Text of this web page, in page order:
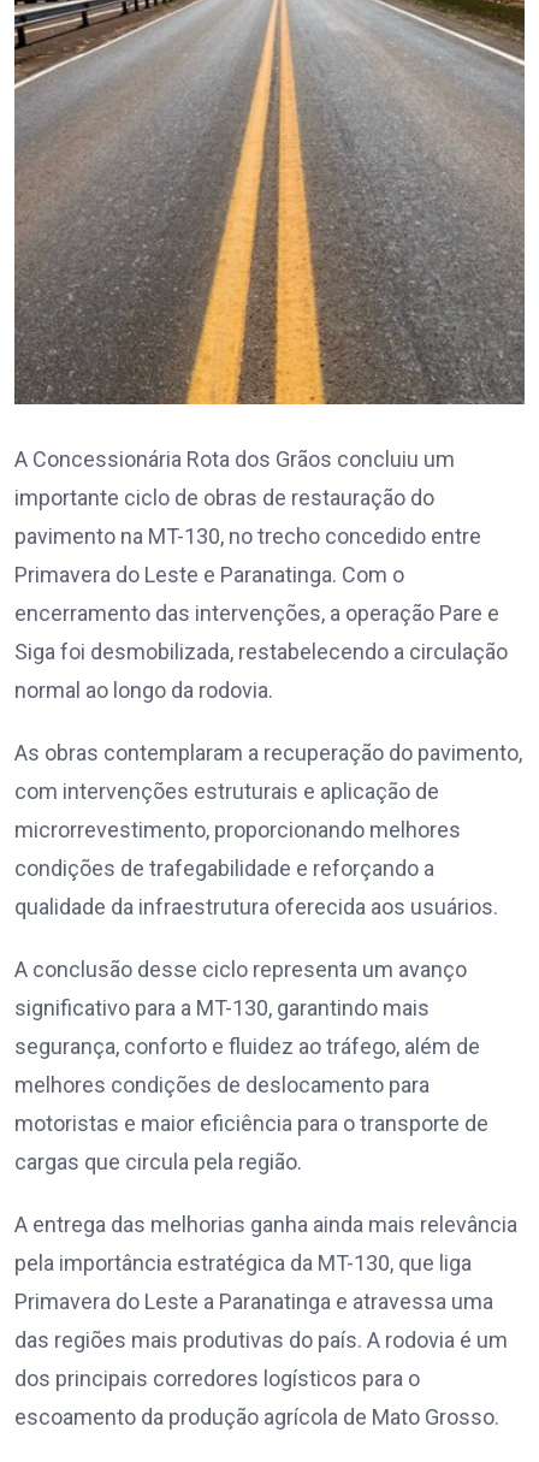
A Concessionária Rota dos Grãos concluiu um
importante ciclo de obras de restauração do
pavimento na MT-130, no trecho concedido entre
Primavera do Leste e Paranatinga. Com o
encerramento das intervenções, a operação Pare e
Siga foi desmobilizada, restabelecendo a circulação
normal ao longo da rodovia.
As obras contemplaram a recuperação do pavimento,
com intervenções estruturais e aplicação de
microrrevestimento, proporcionando melhores
condições de trafegabilidade e reforçando a
qualidade da infraestrutura oferecida aos usuários.
A conclusão desse ciclo representa um avanço
significativo para a MT-130, garantindo mais
segurança, conforto e fluidez ao tráfego, além de
melhores condições de deslocamento para
motoristas e maior eficiência para o transporte de
cargas que circula pela região.
A entrega das melhorias ganha ainda mais relevância
pela importância estratégica da MT-130, que liga
Primavera do Leste a Paranatinga e atravessa uma
das regiões mais produtivas do país. A rodovia é um
dos principais corredores logísticos para o
escoamento da produção agrícola de Mato Grosso.